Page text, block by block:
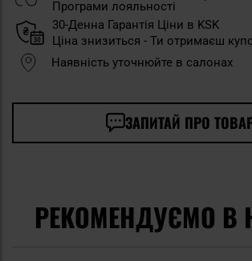
Програми лояльності
30-Денна Гарантія Ціни в KSK
Ціна знизиться - Ти отримаєш
Наявність уточнюйте в салонах
ЗАПИТАЙ ПРО
РЕКОМЕНДУЄМО В